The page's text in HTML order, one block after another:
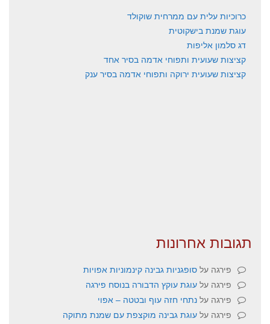
כרוכיות עלית עם ממרחית שוקולד
עוגת שמנת בישקוטית
דג סלמון אליפות
קציצות שעועית ותפוחי אדמה בסיר אחד
קציצות שעועית ירוקה ותפוחי אדמה בסיר ענק
תגובות אחרונות
פירגה על סופגניות גבינה קינמוניות אפויות
פירגה על עוגת עוקץ הדבורה בנוסח פירגה
פירגה על נתחי חזה עוף ובטטה – אפוי
פירגה על עוגת גבינה מוקצפת עם שמנת מתוקה